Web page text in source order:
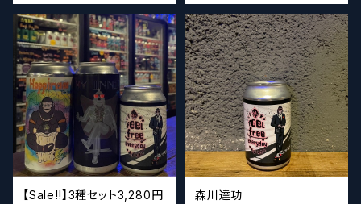
【Sale‼︎】3種セット3,280円
森川達功